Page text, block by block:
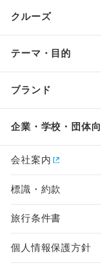
クルーズ
テーマ・目的
ブランド
企業・学校・団体
会社案内
標識・約款
旅行条件書
個人情報保護方針